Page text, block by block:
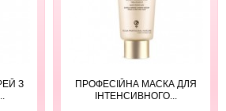
З
ПРОФЕСІЙНА МАСКА ДЛЯ
ІНТЕНСИВНОГО...